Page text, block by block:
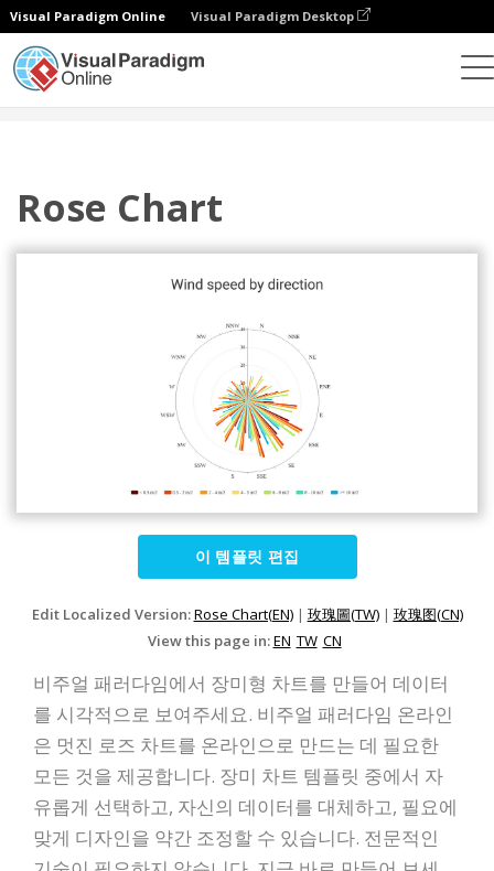
Visual Paradigm Online Visual Paradigm Desktop
Rose Chart
이 템플릿 편집
Edit Localized Version:Rose Chart(EN)| 玫瑰圖(TW)| 玫瑰图(CN)
View this page in:EN TW CN
비주얼 패러다임에서 장미형 차트를 만들어 데이터
를 시각적으로 보여주세요. 비주얼 패러다임 온라인
은 멋진 로즈 차트를 온라인으로 만드는 데 필요한
모든 것을 제공합니다. 장미 차트 템플릿 중에서 자
유롭게 선택하고, 자신의 데이터를 대체하고, 필요에
맞게 디자인을 약간 조정할 수 있습니다. 전문적인